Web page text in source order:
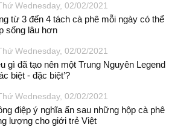
Wednesday, 02/02/2021
từ 3 đến 4 tách cà phê mỗi ngày có thể
sống lâu hơn
Wednesday, 02/02/2021
gì đã tạo nên một Trung Nguyên Legend
biệt - đặc biệt’?
Wednesday, 02/02/2021
điệp ý nghĩa ẩn sau những hộp cà phê
lượng cho giới trẻ Việt